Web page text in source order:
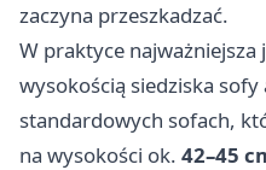
zaczyna przeszkadzać.
W praktyce najważniejsza
wysokością siedziska
standardowych sofach,
na wysokości ok. 42–45